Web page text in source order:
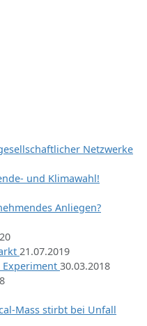
Netzwerke
und Klimawahl!
Anliegen?
21.07.2019
30.03.2018
Mass stirbt bei Unfall